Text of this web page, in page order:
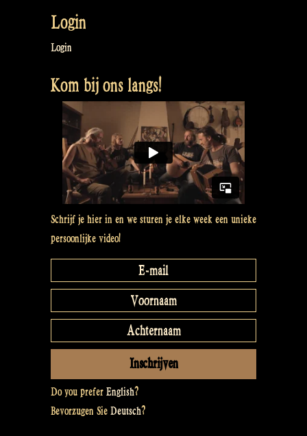
Login
Login
Kom bij ons langs!
Schrijf je hier in en we sturen je elke week een unieke
persoonlijke video!
Do you prefer English?
Bevorzugen Sie Deutsch?